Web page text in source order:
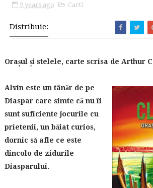
9 years ago Carti
Distribuie:
Orașul și stelele, carte scrisa de Arthur
Alvin este un tânăr de pe
Diaspar care simte că nu îi
sunt suficiente jocurile cu
prietenii, un băiat curios,
dornic să afle ce este
dincolo de zidurile
Diasparului.